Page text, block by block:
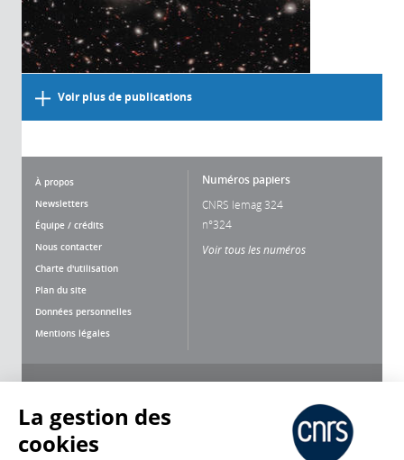
Voir plus de publications
À propos
Newsletters
Équipe / crédits
Nous contacter
Charte d'utilisation
Plan du site
Données personnelles
Mentions légales
Numéros papiers
CNRS lemag 324
n°324
Voir tous les numéros
La gestion des
cookies